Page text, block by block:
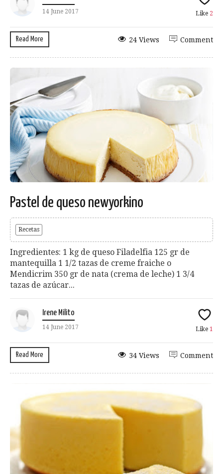
14 June 2017 Like 2
Read More Comment
24 Views
Pastel de queso newyorkino
Recetas
Ingredientes: 1 kg de queso Filadelfia 125 gr de
mantequilla 1 1/2 tazas de creme fraiche o
Mendicrim 350 gr de nata (crema de leche) 1 3/4
tazas de azúcar...
Irene Milito
14 June 2017 Like 1
Read More Comment
34 Views